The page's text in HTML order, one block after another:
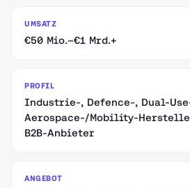
UMSATZ
€50 Mio.–€1 Mrd.+
PROFIL
Industrie-, Defence-, Dual-
Aerospace-/Mobility-
B2B-Anbieter
ANGEBOT